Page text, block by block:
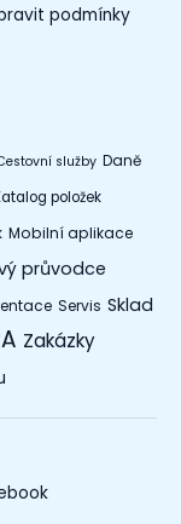
podmínky
služby Daně
položek
Mobilní aplikace
průvodce
Servis Sklad
Zakázky